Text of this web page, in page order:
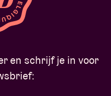
en schrijf je in voor